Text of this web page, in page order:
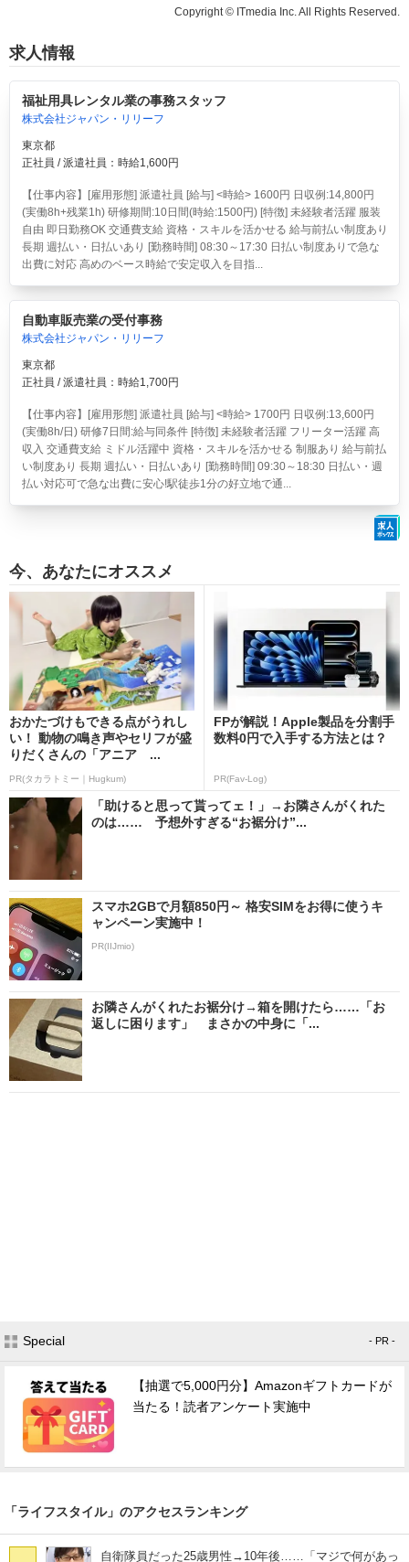
Copyright © ITmedia Inc. All Rights Reserved.
求人情報
福祉用具レンタル業の事務スタッフ
株式会社ジャパン・リリーフ
東京都
正社員 / 派遣社員：時給1,600円
【仕事内容】[雇用形態] 派遣社員 [給与] <時給> 1600円 日収例:14,800円
(実働8h+残業1h) 研修期間:10日間(時給:1500円) [特徴] 未経験者活躍 服装
自由 即日勤務OK 交通費支給 資格・スキルを活かせる 給与前払い制度あり
長期 週払い・日払いあり [勤務時間] 08:30～17:30 日払い制度ありで急な
出費に対応 高めのベース時給で安定収入を目指...
自動車販売業の受付事務
株式会社ジャパン・リリーフ
東京都
正社員 / 派遣社員：時給1,700円
【仕事内容】[雇用形態] 派遣社員 [給与] <時給> 1700円 日収例:13,600円
(実働8h/日) 研修7日間:給与同条件 [特徴] 未経験者活躍 フリーター活躍 高
収入 交通費支給 ミドル活躍中 資格・スキルを活かせる 制服あり 給与前払
い制度あり 長期 週払い・日払いあり [勤務時間] 09:30～18:30 日払い・週
払い対応可で急な出費に安心!駅徒歩1分の好立地で通...
今、あなたにオススメ
おかたづけもできる点がうれし
い！ 動物の鳴き声やセリフが盛
りだくさんの「アニア ...
PR(タカラトミー｜Hugkum)
FPが解説！Apple製品を分割手
数料0円で入手する方法とは？
PR(Fav-Log)
「助けると思って貰ってェ！」→お隣さんがくれた
のは…… 予想外すぎる“お裾分け”...
スマホ2GBで月額850円～ 格安SIMをお得に使うキ
ャンペーン実施中！
PR(IIJmio)
お隣さんがくれたお裾分け→箱を開けたら……「お
返しに困ります」 まさかの中身に「...
Special - PR -
【抽選で5,000円分】Amazonギフトカードが
当たる！読者アンケート実施中
「ライフスタイル」のアクセスランキング
自衛隊員だった25歳男性→10年後……「マジで何があっ